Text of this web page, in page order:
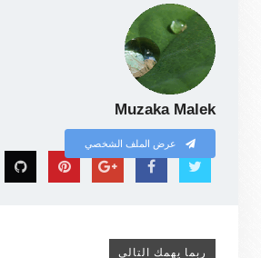
Muzaka Malek
عرض الملف الشخصي
ربما يهمك التالي